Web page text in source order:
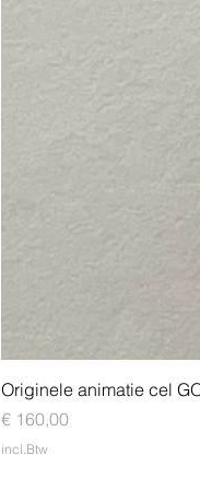
Originele animatie cel
Prijs
€ 160,00
incl.Btw